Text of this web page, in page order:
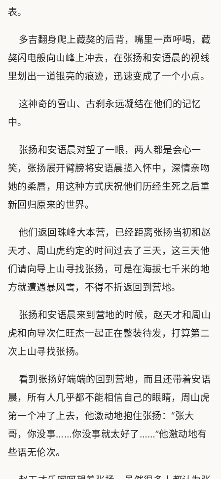
表。
多吉翻身爬上藏獒的后背，嘴里一声呼喝，藏
獒闪电般向山峰上冲去，在张扬和安语晨的视线
里划出一道银亮的痕迹，迅速变成了一个小点。
这神奇的雪山、古刹永远凝结在他们的记忆
中。
张扬和安语晨对望了一眼，两人都是会心一
笑，张扬展开臂膀将安语晨揽入怀中，深情亲吻
她的柔唇，用这种方式庆祝他们历经生死之后重
新回归原来的世界。
他们返回珠峰大本营，已经距离张扬当初和赵
天才、周山虎约定的时间过去了三天，这三天他
们请向导上山寻找张扬，可是在海拔七千米的地
方就遭遇暴风雪，不得不折返回到营地。
张扬和安语晨来到营地的时候，赵天才和周山
虎和向导次仁旺杰一起正在整装待发，打算第二
次上山寻找张扬。
看到张扬好端端的回到营地，而且还带着安语
晨，所有人几乎都不能相信自己的眼睛，周山虎
第一个冲了上去，他激动地抱住张扬：“张大
哥，你没事……你没事就太好了……”他激动地有
些语无伦次。